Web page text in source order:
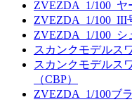
ZVEZDA_1/100_
ZVEZDA_1/100_III
ZVEZDA_1/100_
スカンクモデルス
スカンクモデルス
（CBP）
ZVEZDA_1/100ブ